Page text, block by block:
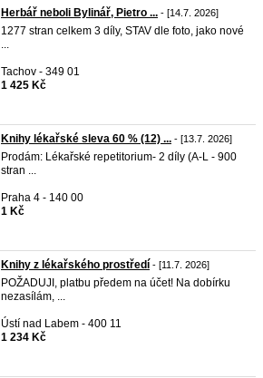
Herbář neboli Bylinář, Pietro ... - [14.7. 2026]
1277 stran celkem 3 díly, STAV dle foto, jako nové
...
Tachov - 349 01
1 425 Kč
Knihy lékařské sleva 60 % (12) ... - [13.7. 2026]
Prodám: Lékařské repetitorium- 2 díly (A-L - 900
stran ...
Praha 4 - 140 00
1 Kč
Knihy z lékařského prostředí - [11.7. 2026]
POŽADUJI, platbu předem na účet! Na dobírku
nezasílám, ...
Ústí nad Labem - 400 11
1 234 Kč